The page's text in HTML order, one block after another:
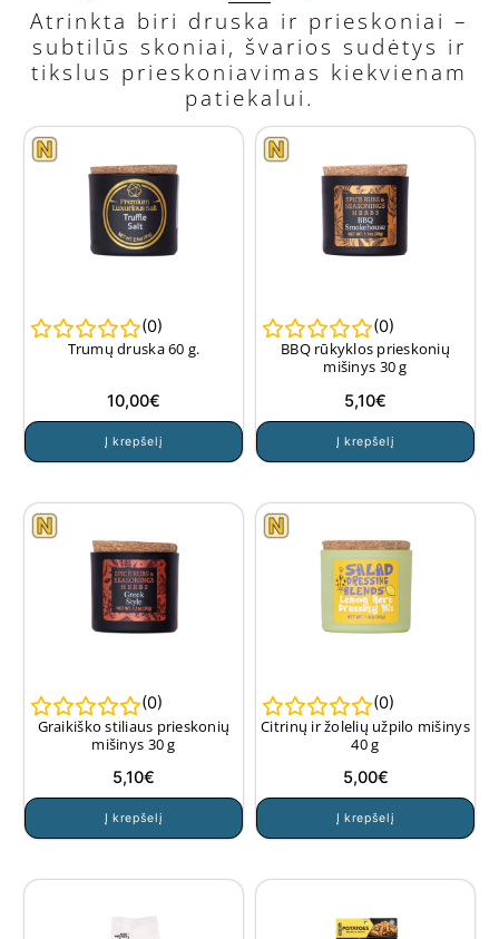
Atrinkta biri druska ir prieskoniai –
subtilūs skoniai, švarios sudėtys ir
tikslus prieskoniavimas kiekvienam
patiekalui.
(0)
Trumų druska 60 g.
10,00€
Į krepšelį
(0)
BBQ rūkyklos prieskonių
mišinys 30 g
5,10€
Į krepšelį
(0)
Graikiško stiliaus prieskonių
mišinys 30 g
5,10€
Į krepšelį
(0)
Citrinų ir žolelių užpilo mišinys
40 g
5,00€
Į krepšelį